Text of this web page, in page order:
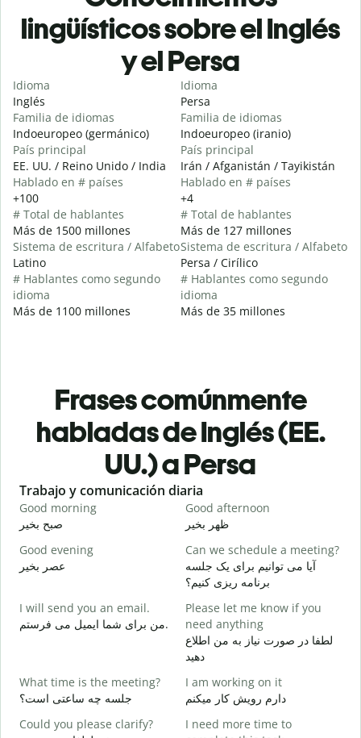
lingüísticos sobre el Inglés
y el Persa
Idioma
Inglés
Familia de idiomas
Indoeuropeo (germánico)
País principal
EE. UU. / Reino Unido / India
Hablado en # países
+100
# Total de hablantes
Más de 1500 millones
Sistema de escritura / Alfabeto
Latino
# Hablantes como segundo
idioma
Más de 1100 millones
Idioma
Persa
Familia de idiomas
Indoeuropeo (iranio)
País principal
Irán / Afganistán / Tayikistán
Hablado en # países
+4
# Total de hablantes
Más de 127 millones
Sistema de escritura / Alfabeto
Persa / Cirílico
# Hablantes como segundo
idioma
Más de 35 millones
Frases comúnmente
habladas de Inglés (EE.
UU.) a Persa
Slide 1 of 6
Trabajo y comunicación diaria
Good morning
صبح بخیر
Good afternoon
ظهر بخیر
Good evening
عصر بخیر
Can we schedule a meeting?
آیا می توانیم برای یک جلسه
برنامه ریزی کنیم؟
I will send you an email.
من برای شما ایمیل می فرستم.
Please let me know if you
need anything
لطفا در صورت نیاز به من اطلاع
دهید
What time is the meeting?
جلسه چه ساعتی است؟
I am working on it
دارم رویش کار میکنم
Could you please clarify?
I need more time to